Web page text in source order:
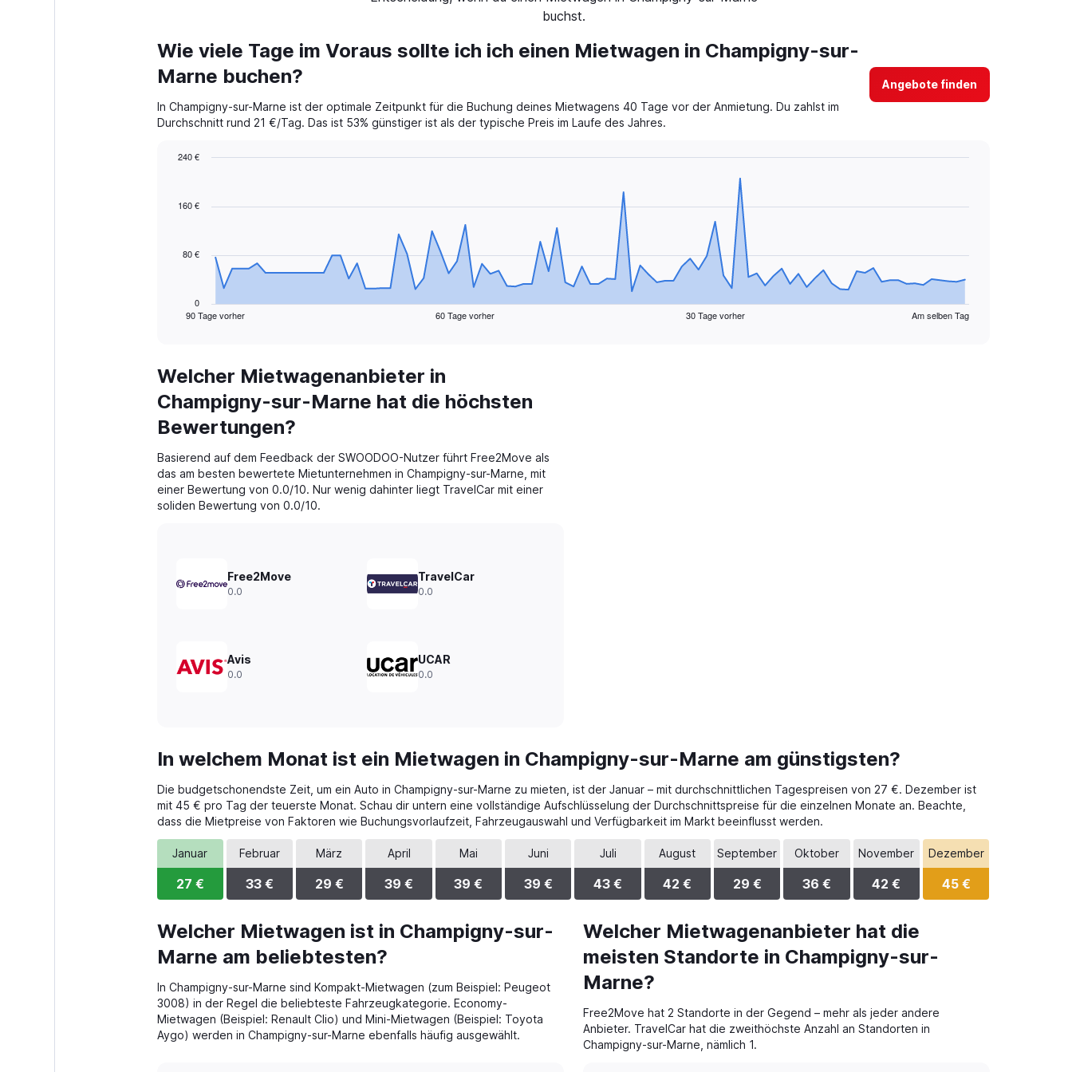
buchst.
Wie viele Tage im Voraus sollte ich ich einen Mietwagen in Champigny-sur-
Marne buchen?
In Champigny-sur-Marne ist der optimale Zeitpunkt für die Buchung deines Mietwagens 40 Tage vor der Anmietung. Du zahlst im
Durchschnitt rund 21 €/Tag. Das ist 53% günstiger ist als der typische Preis im Laufe des Jahres.
Angebote finden
data
The
Range:
91
categories.
The
chart
has
1
Y
axis
displaying
240.
90 Tage vorher 60 Tage vorher 30 Tage vorher Am selben Tag
0
80 €
160 €
240 €
End
Welcher Mietwagenanbieter in
Champigny-sur-Marne hat die höchsten
Bewertungen?
Basierend auf dem Feedback der SWOODOO-Nutzer führt Free2Move als
das am besten bewertete Mietunternehmen in Champigny-sur-Marne, mit
einer Bewertung von 0.0/10. Nur wenig dahinter liegt TravelCar mit einer
soliden Bewertung von 0.0/10.
Free2Move
0.0
TravelCar
0.0
Avis
0.0
UCAR
0.0
In welchem Monat ist ein Mietwagen in Champigny-sur-Marne am günstigsten?
Die budgetschonendste Zeit, um ein Auto in Champigny-sur-Marne zu mieten, ist der Januar – mit durchschnittlichen Tagespreisen von 27 €. Dezember ist
mit 45 € pro Tag der teuerste Monat. Schau dir untern eine vollständige Aufschlüsselung der Durchschnittspreise für die einzelnen Monate an. Beachte,
dass die Mietpreise von Faktoren wie Buchungsvorlaufzeit, Fahrzeugauswahl und Verfügbarkeit im Markt beeinflusst werden.
Januar
27 €
Februar
33 €
März
29 €
April
39 €
Mai
39 €
Juni
39 €
Juli
43 €
August
42 €
September
29 €
Oktober
36 €
November
42 €
Dezember
45 €
Welcher Mietwagen ist in Champigny-sur-
Marne am beliebtesten?
In Champigny-sur-Marne sind Kompakt-Mietwagen (zum Beispiel: Peugeot
3008) in der Regel die beliebteste Fahrzeugkategorie. Economy-
Mietwagen (Beispiel: Renault Clio) und Mini-Mietwagen (Beispiel: Toyota
Aygo) werden in Champigny-sur-Marne ebenfalls häufig ausgewählt.
Welcher Mietwagenanbieter hat die
meisten Standorte in Champigny-sur-
Marne?
Free2Move hat 2 Standorte in der Gegend – mehr als jeder andere
Anbieter. TravelCar hat die zweithöchste Anzahl an Standorten in
Champigny-sur-Marne, nämlich 1.